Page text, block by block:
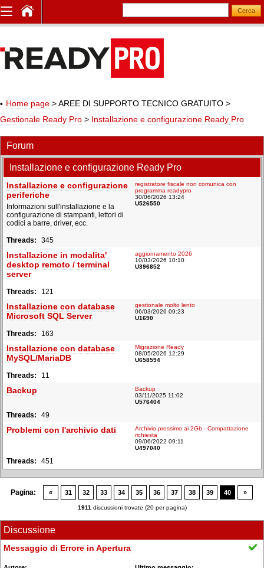
Home page > AREE DI SUPPORTO TECNICO GRATUITO >
Gestionale Ready Pro > Installazione e configurazione Ready Pro
Forum
Installazione e configurazione Ready Pro
Installazione e configurazione
periferiche
Informazioni sull'installazione e la
configurazione di stampanti, lettori di
codici a barre, driver, ecc.
345
registratore fiscale non comunica con
programma readypro
30/06/2026 13:24
U526550
Installazione in modalita'
desktop remoto / terminal
server
121
aggiornamento 2026
10/03/2026 10:10
U396852
Installazione con database
Microsoft SQL Server
163
gestionale molto lento
06/03/2026 09:23
U1690
Installazione con database
MySQL/MariaDB
11
Migrazione Ready
08/05/2026 12:29
U658594
Backup
49
Backup
03/11/2025 11:02
U576404
Problemi con l'archivio dati
451
Archivio prossimo ai 2Gb - Compattazione
richiesta
09/06/2022 09:11
U497040
Pagina: « 31 32 33 34 35 36 37 38 39 40 »
1911 discussioni trovate (20 per pagina)
Discussione
Messaggio di Errore in Apertura